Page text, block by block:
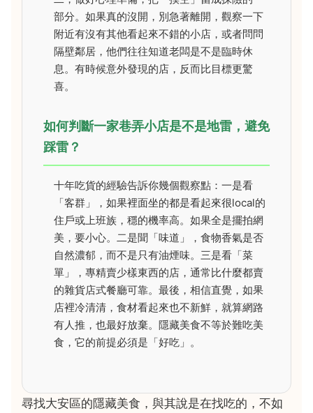
部分。如果真的沒開，別急著離開，觀察一下
附近有沒有其他看起來不錯的小店，或者問問
隔壁鄰居，他們往往知道老闆是不是臨時休
息。有時候意外發現的店，反而比目標更驚
喜。
如何判斷一家巷弄小店是不是地雷，避免
踩雷？
十年吃貨的經驗告訴你幾個觀察點：一是看
「客群」，如果裡面坐的都是看起來很local的
住戶或上班族，穩的機率高。如果全是擺拍網
美，要小心。二是聞「味道」，食物香氣是否
自然濃郁，而不是只有油煙味。三是看「菜
單」，專精賣少樣東西的店，通常比什麼都賣
的雜貨店式餐廳可靠。最後，相信直覺，如果
店裡冷清清，食材看起來也不新鮮，就算網路
有人推，也最好放棄。隱藏美食不等於難吃美
食，它的前提必須是「好吃」。
尋找大安區的隱藏美食，與其說是在找吃的，不如